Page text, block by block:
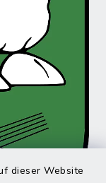
dieser Website